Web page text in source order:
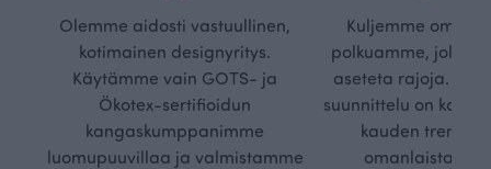
Olemme aidosti vastuullinen,
kotimainen designyritys.
Käytämme vain GOTS- ja
Ökotex-sertifioidun
kangaskumppanimme
luomupuuvillaa ja valmistamme
Kuljemme omaa,
polkuamme, jolla
aseteta rajoja.
suunnittelu on
kauden
omanlaista,